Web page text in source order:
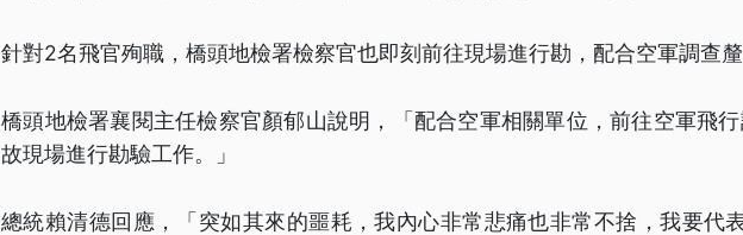
針對2名飛官殉職，橋頭地檢署檢察官也即刻前往現場進行勘，配合空軍調查釐
橋頭地檢署襄閱主任檢察官顏郁山說明，「配合空軍相關單位，前往空軍飛
故現場進行勘驗工作。」
總統賴清德回應，「突如其來的噩耗，我內心非常悲痛也非常不捨，我要代